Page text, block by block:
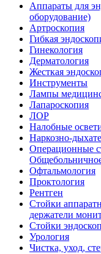
Аппараты для
оборудование)
Артроскопия
Гибкая
Гинекология
Дерматология
Жесткая
Инструменты
Лампы
Лапароскопия
ЛОР
Налобные
Наркозно-
Операционные
Офтальмология
Проктология
Рентген
Стойки
держатели
Стойки
Урология
Чистка, уход,